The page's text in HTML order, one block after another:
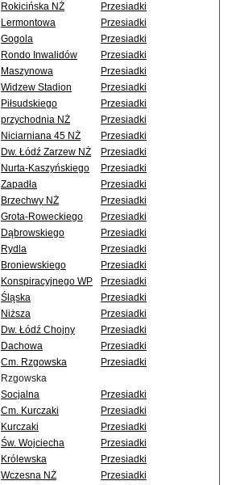
Rokicińska NŻ
Przesiadki
Lermontowa
Przesiadki
Gogola
Przesiadki
Rondo Inwalidów
Przesiadki
Maszynowa
Przesiadki
Widzew Stadion
Przesiadki
Piłsudskiego
Przesiadki
przychodnia NŻ
Przesiadki
Niciarniana 45 NŻ
Przesiadki
Dw. Łódź Zarzew NŻ
Przesiadki
Nurta-Kaszyńskiego
Przesiadki
Zapadła
Przesiadki
Brzechwy NŻ
Przesiadki
Grota-Roweckiego
Przesiadki
Dąbrowskiego
Przesiadki
Rydla
Przesiadki
Broniewskiego
Przesiadki
Konspiracyjnego WP
Przesiadki
Śląska
Przesiadki
Niższa
Przesiadki
Dw. Łódź Chojny
Przesiadki
Dachowa
Przesiadki
Cm. Rzgowska
Przesiadki
Rzgowska
Socjalna
Przesiadki
Cm. Kurczaki
Przesiadki
Kurczaki
Przesiadki
Św. Wojciecha
Przesiadki
Królewska
Przesiadki
Wczesna NŻ
Przesiadki